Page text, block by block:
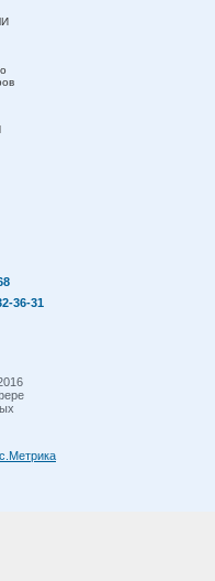
36-31